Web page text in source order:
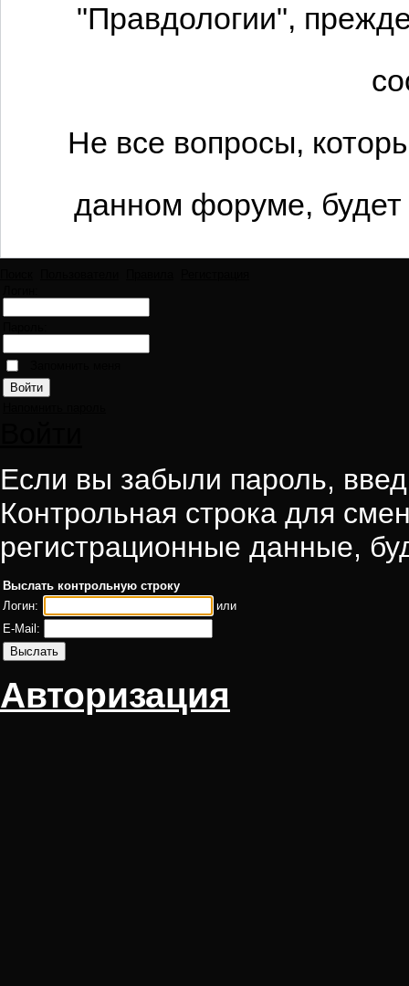
"Правдологии",
Не все вопросы,
данном форуме,
Если вы забыли пароль,
Контрольная строка для
регистрационные данные,
Выслать контрольную строку
Логин:
или
E-Mail:
Авторизация